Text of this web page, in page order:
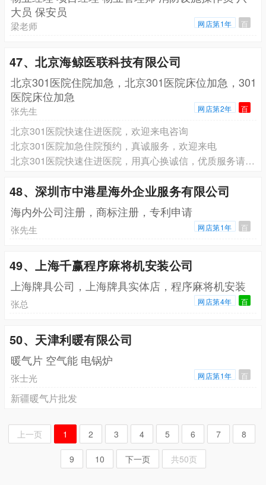
大员 保安员
梁老师 网店第1年 百
47、北京海鲸医联科技有限公司
北京301医院住院加急，北京301医院床位加急，301
医院床位加急
张先生 网店第2年 百
北京301医院快速住进医院，欢迎来电咨询
北京301医院加急住院预约，真诚服务，欢迎来电
北京301医院快速住进医院，用真心换诚信，优质服务请放心
48、深圳市中港星海外企业服务有限公司
海内外公司注册，商标注册，专利申请
张先生 网店第1年 百
49、上海千赢程序麻将机安装公司
上海牌具公司，上海牌具实体店，程序麻将机安装
张总 网店第4年 百
50、天津利暖有限公司
暖气片 空气能 电锅炉
张士光 网店第1年 百
新疆暖气片批发
上一页 1 2 3 4 5 6 7 8
9 10 下一页 共50页